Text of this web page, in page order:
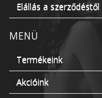
Elállás a szerződéstől
MENÜ
Termékeink
Akcióink